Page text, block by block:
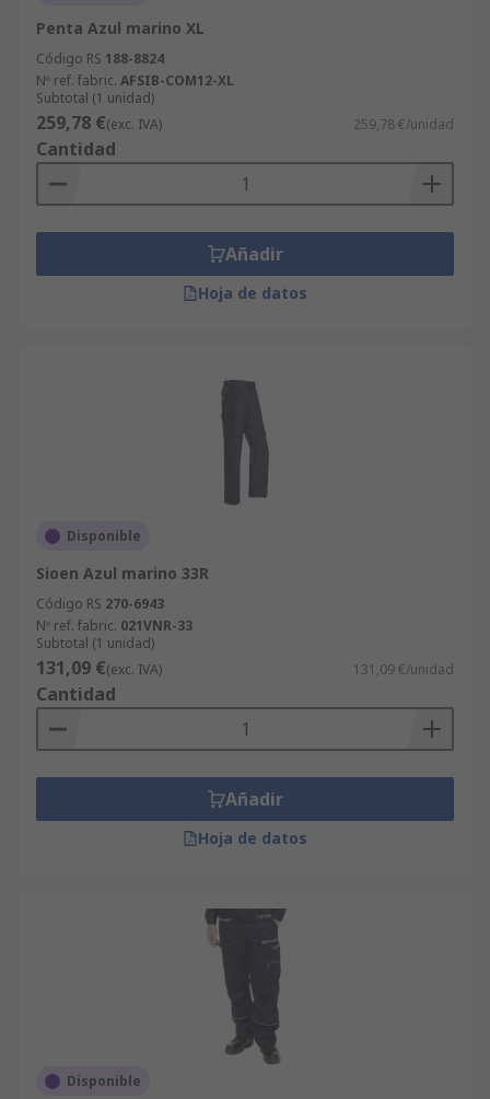
Penta Azul marino XL
Código RS 188-8824
Nº ref. fabric. AFSIB-COM12-XL
Subtotal (1 unidad)
259,78 €(exc. IVA) 259,78 €/unidad
Cantidad
Añadir
Hoja de datos
Disponible
Sioen Azul marino 33R
Código RS 270-6943
Nº ref. fabric. 021VNR-33
Subtotal (1 unidad)
131,09 €(exc. IVA) 131,09 €/unidad
Cantidad
Añadir
Hoja de datos
Disponible